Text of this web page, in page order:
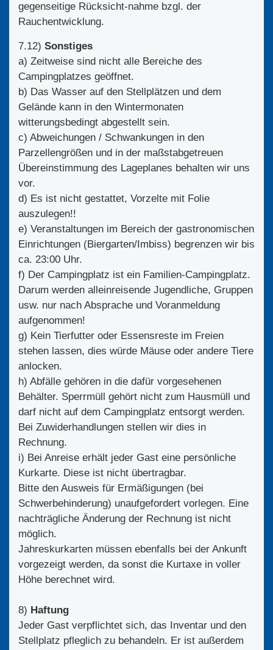
gegenseitige Rücksicht-nahme bzgl. der
Rauchentwicklung.
7.12) Sonstiges
a) Zeitweise sind nicht alle Bereiche des
Campingplatzes geöffnet.
b) Das Wasser auf den Stellplätzen und dem
Gelände kann in den Wintermonaten
witterungsbedingt abgestellt sein.
c) Abweichungen / Schwankungen in den
Parzellengrößen und in der maßstabgetreuen
Übereinstimmung des Lageplanes behalten wir uns
vor.
d) Es ist nicht gestattet, Vorzelte mit Folie
auszulegen!!
e) Veranstaltungen im Bereich der gastronomischen
Einrichtungen (Biergarten/Imbiss) begrenzen wir bis
ca. 23:00 Uhr.
f) Der Campingplatz ist ein Familien-Campingplatz.
Darum werden alleinreisende Jugendliche, Gruppen
usw. nur nach Absprache und Voranmeldung
aufgenommen!
g) Kein Tierfutter oder Essensreste im Freien
stehen lassen, dies würde Mäuse oder andere Tiere
anlocken.
h) Abfälle gehören in die dafür vorgesehenen
Behälter. Sperrmüll gehört nicht zum Hausmüll und
darf nicht auf dem Campingplatz entsorgt werden.
Bei Zuwiderhandlungen stellen wir dies in
Rechnung.
i) Bei Anreise erhält jeder Gast eine persönliche
Kurkarte. Diese ist nicht übertragbar.
Bitte den Ausweis für Ermäßigungen (bei
Schwerbehinderung) unaufgefordert vorlegen. Eine
nachträgliche Änderung der Rechnung ist nicht
möglich.
Jahreskurkarten müssen ebenfalls bei der Ankunft
vorgezeigt werden, da sonst die Kurtaxe in voller
Höhe berechnet wird.
8) Haftung
Jeder Gast verpflichtet sich, das Inventar und den
Stellplatz pfleglich zu behandeln. Er ist außerdem